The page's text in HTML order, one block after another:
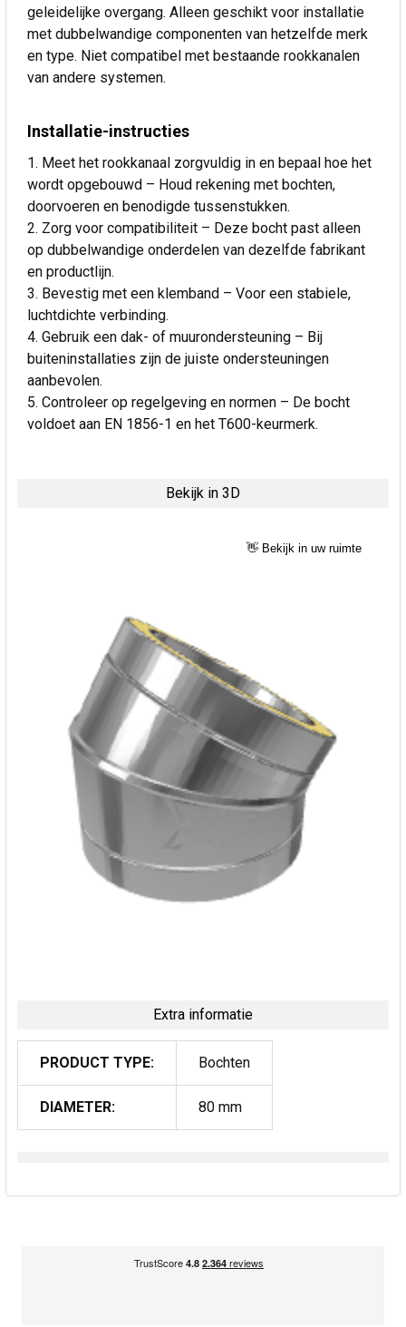
geleidelijke overgang. Alleen geschikt voor installatie
met dubbelwandige componenten van hetzelfde merk
en type. Niet compatibel met bestaande rookkanalen
van andere systemen.
Installatie-instructies
Meet het rookkanaal zorgvuldig in en bepaal hoe het
wordt opgebouwd – Houd rekening met bochten,
doorvoeren en benodigde tussenstukken.
Zorg voor compatibiliteit – Deze bocht past alleen
op dubbelwandige onderdelen van dezelfde fabrikant
en productlijn.
Bevestig met een klemband – Voor een stabiele,
luchtdichte verbinding.
Gebruik een dak- of muurondersteuning – Bij
buiteninstallaties zijn de juiste ondersteuningen
aanbevolen.
Controleer op regelgeving en normen – De bocht
voldoet aan EN 1856-1 en het T600-keurmerk.
Bekijk in 3D
Extra informatie
PRODUCT TYPE: Bochten
DIAMETER: 80 mm